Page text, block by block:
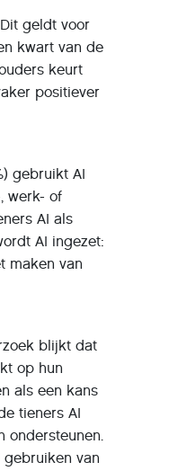
geldt voor
kwart van de
keurt
positiever
gebruikt AI
werk- of
AI als
AI ingezet:
maken van
blijkt dat
op hun
als een kans
tieners AI
ondersteunen.
van